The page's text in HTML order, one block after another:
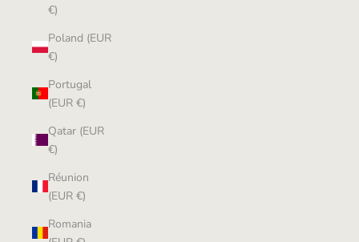
€)
Poland (EUR
€)
Portugal
(EUR €)
Qatar (EUR
€)
Réunion
(EUR €)
Romania